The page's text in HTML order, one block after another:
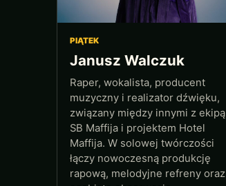
PIĄTEK
Janusz Walczuk
Raper, wokalista, producent
muzyczny i realizator dźwięku,
związany między innymi z ekipą
SB Maffija i projektem Hotel
Maffija. W solowej twórczości
łączy nowoczesną produkcję
rapową, melodyjne refreny oraz